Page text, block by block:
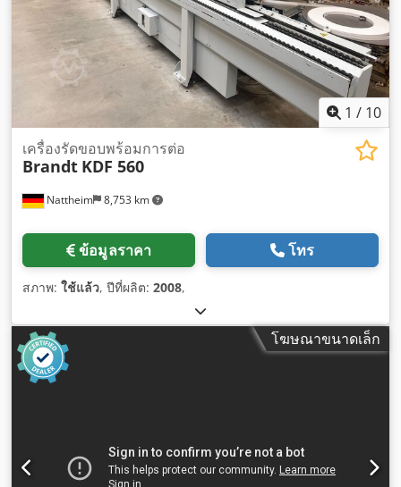
1 / 10
Nattheim 8,753 km
เครื่องรัดขอบพร้อมการต่อ
Brandt KDF 560
ข้อมูลราคา โทร
สภาพ: ใช้แล้ว, ปีที่ผลิต: 2008,
โฆษณาขนาดเล็ก